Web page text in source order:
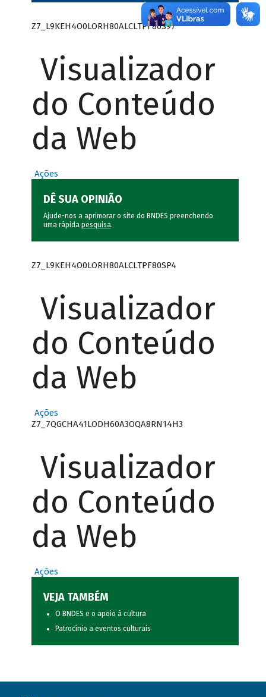
Z7_L9KEH4O0LORH80ALCLTPF80S97
Visualizador
do Conteúdo
da Web
Ações
DÊ SUA OPINIÃO
Ajude-nos a aprimorar o site do BNDES preenchendo
uma rápida pesquisa.
Z7_L9KEH4O0LORH80ALCLTPF80SP4
Visualizador
do Conteúdo
da Web
Ações
Z7_7QGCHA41LODH60A3OQA8RN14H3
Visualizador
do Conteúdo
da Web
Ações
VEJA TAMBÉM
O BNDES e o apoio à cultura
Patrocínio a eventos culturais